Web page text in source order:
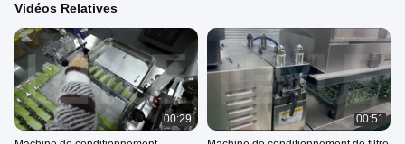
Vidéos Relatives
00:29
00:51